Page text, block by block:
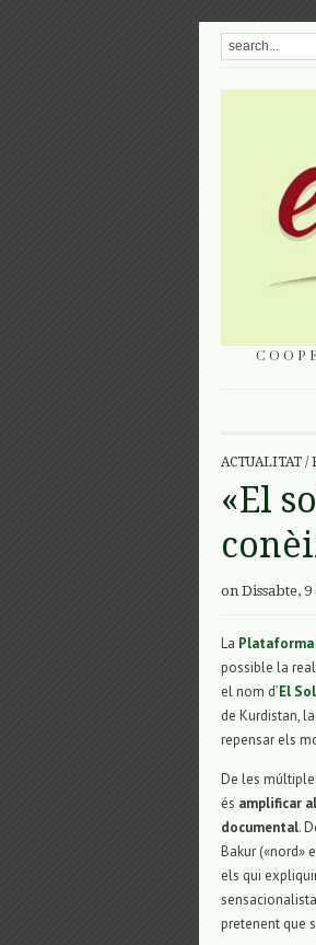
ACTUALITAT /
«El
on Dissabte,
La Plataforma
possible la
el nom d’El
de Kurdistan,
repensar els
De les
és amplificar
documental.
Bakur («nord»
els qui
pretenent que